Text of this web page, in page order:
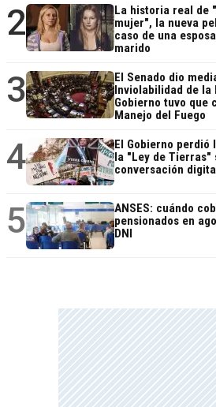
2
La historia real de
mujer", la nueva
caso de una
marido
3
El Senado dio
Inviolabilidad de la
Gobierno tuvo que
Manejo del Fuego
4
El Gobierno perdió
la "Ley de Tierras"
conversación
5
ANSES: cuándo
pensionados en
DNI